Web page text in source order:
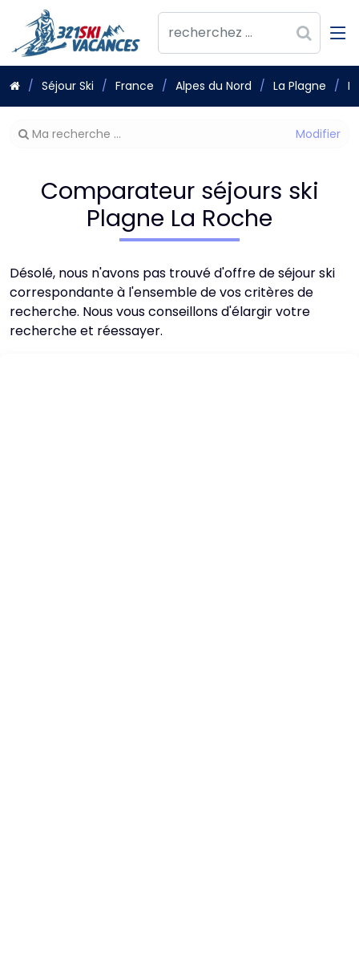
Séjour Ski France Alpes du Nord La Plagne
Modifier
Ma recherche ...
Comparateur séjours ski
Plagne La Roche
Désolé, nous n'avons pas trouvé d'offre de séjour ski
correspondante à l'ensemble de vos critères de
recherche. Nous vous conseillons d'élargir votre
recherche et réessayer.